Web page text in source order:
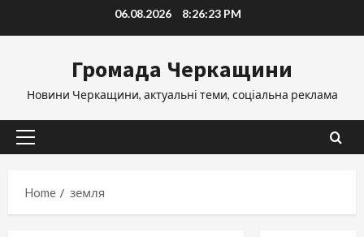
06.08.2026 8:26:24 PM
Громада Черкащини
Новини Черкащини, актуальні теми, соціальна реклама
Primary
Home
земля